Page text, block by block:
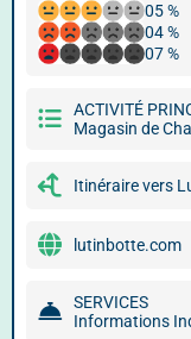
05 %
04 %
07 %
ACTIVITÉ
Magasin de
Itinéraire vers
lutinbotte.com
SERVICES
Informations